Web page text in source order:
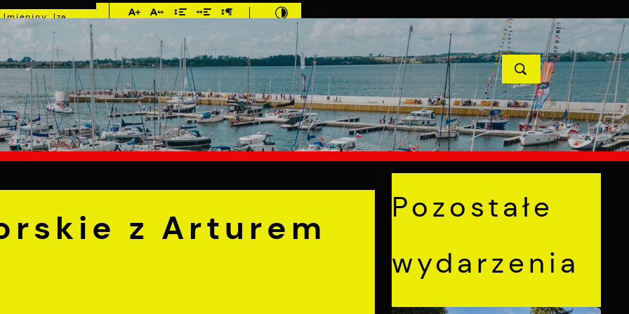
Imieniny: Iza,
Cyprian, Dominik
MIESZKANIEC TURYSTYKA INWESTYCJE PROJEKTY UNIJNE KONTAKT
Andrusem POPRZEDNI NASTĘPNY
z Arturem
Pozostałe
wydarzenia